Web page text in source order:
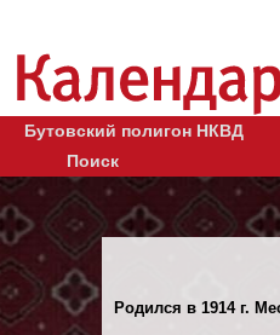
Бутовский полигон НКВД
Поиск
Родился в 1914 г.